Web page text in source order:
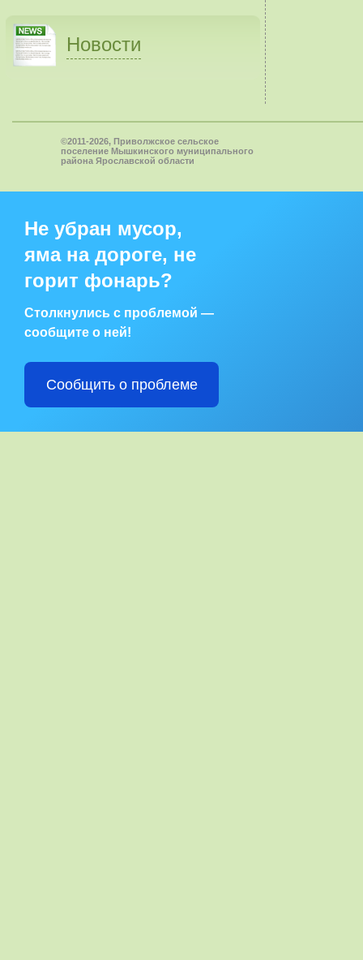
Новости
©2011-2026, Приволжское сельское
поселение Мышкинского муниципального
района Ярославской области
Не убран мусор,
яма на дороге, не
горит фонарь?
Столкнулись с проблемой —
сообщите о ней!
Сообщить о проблеме